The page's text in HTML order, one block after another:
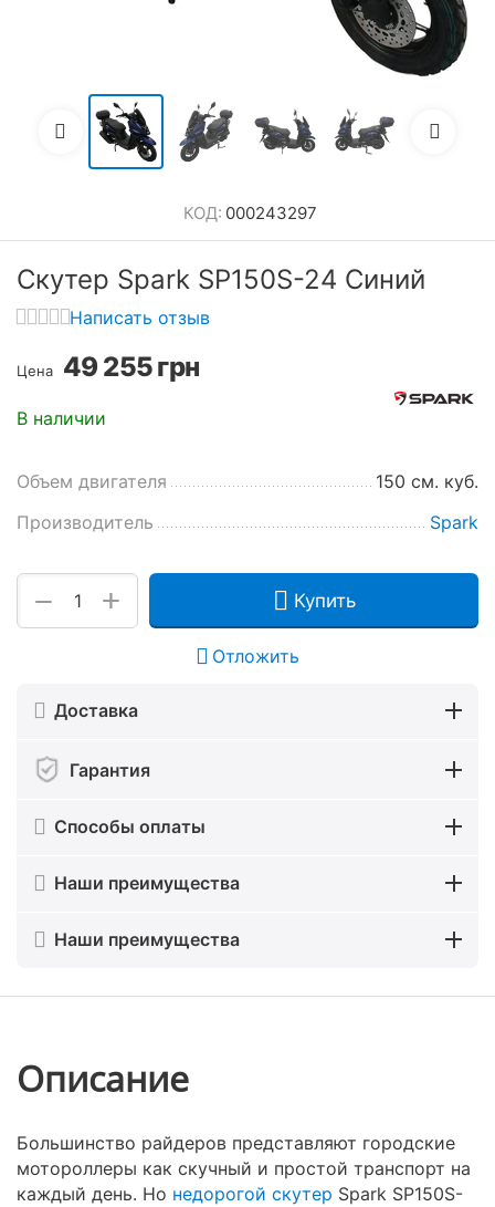
КОД: 000243297
Скутер Spark SP150S-24 Синий
Написать отзыв
Цена 49 255грн
В наличии
Объем двигателя
150 см. куб.
Производитель
Spark
+
− Купить
Отложить
Доставка
Гарантия
Способы оплаты
Наши преимущества
Наши преимущества
Описание
Большинство райдеров представляют городские
мотороллеры как скучный и простой транспорт на
каждый день. Но недорогой скутер Spark SP150S-